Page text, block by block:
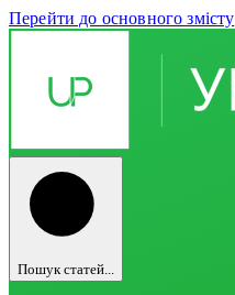
Перейти до основного змісту
Пошук статей...